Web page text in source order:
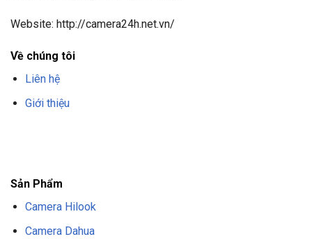
Website: http://camera24h.net.vn/
Về chúng tôi
Liên hệ
Giới thiệu
Sản Phẩm
Camera Hilook
Camera Dahua